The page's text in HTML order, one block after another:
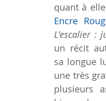
Encre
un récit
sa longue
une très
plusieurs